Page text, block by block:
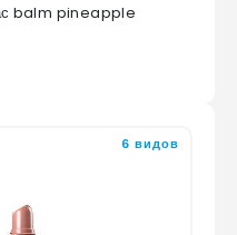
balm pineapple
6 видов